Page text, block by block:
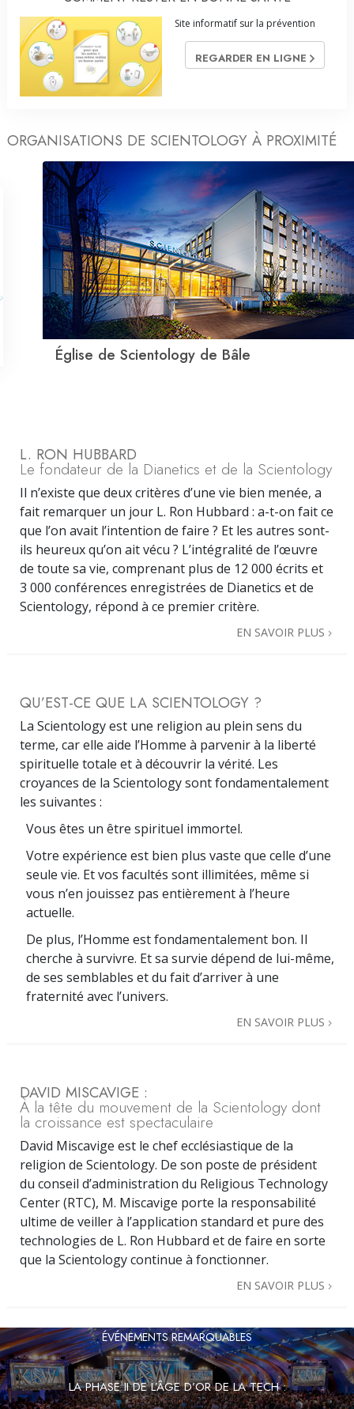
Site informatif sur la prévention
REGARDER EN LIGNE
ORGANISATIONS DE SCIENTOLOGY À PROXIMITÉ
Église de Scientology de Bâle
L. RON HUBBARD
Le fondateur de la Dianetics et de la Scientology
Il n’existe que deux critères d’une vie bien menée, a
fait remarquer un jour L. Ron Hubbard : a-t-on fait ce
que l’on avait l’intention de faire ? Et les autres sont-
ils heureux qu’on ait vécu ? L’intégralité de l’œuvre
de toute sa vie, comprenant plus de 12 000 écrits et
3 000 conférences enregistrées de Dianetics et de
Scientology, répond à ce premier critère.
EN SAVOIR PLUS
QU’EST-CE QUE LA SCIENTOLOGY ?
La Scientology est une religion au plein sens du
terme, car elle aide l’Homme à parvenir à la liberté
spirituelle totale et à découvrir la vérité. Les
croyances de la Scientology sont fondamentalement
les suivantes :
Vous êtes un être spirituel immortel.
Votre expérience est bien plus vaste que celle d’une
seule vie. Et vos facultés sont illimitées, même si
vous n’en jouissez pas entièrement à l’heure
actuelle.
De plus, l’Homme est fondamentalement bon. Il
cherche à survivre. Et sa survie dépend de lui-même,
de ses semblables et du fait d’arriver à une
fraternité avec l’univers.
EN SAVOIR PLUS
DAVID MISCAVIGE :
À la tête du mouvement de la Scientology dont
la croissance est spectaculaire
David Miscavige est le chef ecclésiastique de la
religion de Scientology. De son poste de président
du conseil d’administration du Religious Technology
Center (RTC), M. Miscavige porte la responsabilité
ultime de veiller à l’application standard et pure des
technologies de L. Ron Hubbard et de faire en sorte
que la Scientology continue à fonctionner.
EN SAVOIR PLUS
ÉVÉNEMENTS REMARQUABLES
LA PHASE II DE L’ÂGE D’OR DE LA TECH :